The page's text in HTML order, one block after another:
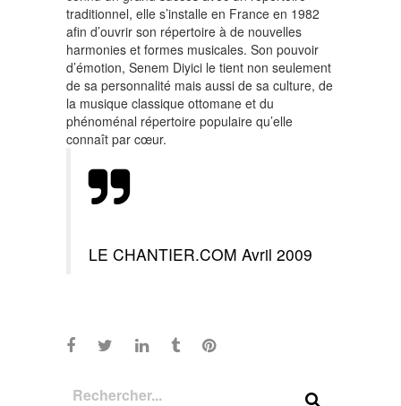
traditionnel, elle s’installe en France en 1982
afin d’ouvrir son répertoire à de nouvelles
harmonies et formes musicales. Son pouvoir
d’émotion, Senem Diyici le tient non seulement
de sa personnalité mais aussi de sa culture, de
la musique classique ottomane et du
phénoménal répertoire populaire qu’elle
connaît par cœur.
LE CHANTIER.COM Avril 2009